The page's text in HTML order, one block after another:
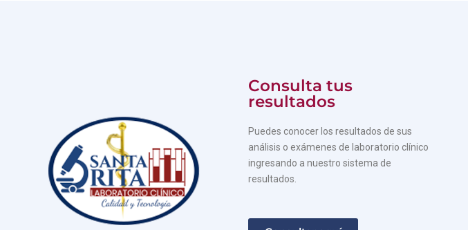
Consulta tus
resultados
Puedes conocer los resultados de sus
análisis o exámenes de laboratorio clínico
ingresando a nuestro sistema de
resultados.